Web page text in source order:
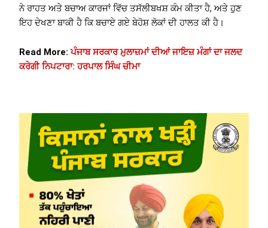
ਨੇ ਰਾਹਤ ਅਤੇ ਬਚਾਅ ਕਾਰਜਾਂ ਵਿੱਚ ਤਸੱਲੀਬਖਸ਼ ਕੰਮ ਕੀਤਾ ਹੈ, ਅਤੇ ਹੁਣ
ਇਹ ਦੇਖਣਾ ਬਾਕੀ ਹੈ ਕਿ ਬਚਾਏ ਗਏ ਬੇਹੋਸ਼ ਲੋਕਾਂ ਦੀ ਹਾਲਤ ਕੀ ਹੈ।
Read More:ਪੰਜਾਬ ਸਰਕਾਰ ਮੁਲਾਜ਼ਮਾਂ ਦੀਆਂ ਜਾਇਜ਼ ਮੰਗਾਂ ਦਾ ਜਲਦ
ਕਰੇਗੀ ਨਿਪਟਾਰਾ: ਹਰਪਾਲ ਸਿੰਘ ਚੀਮਾ